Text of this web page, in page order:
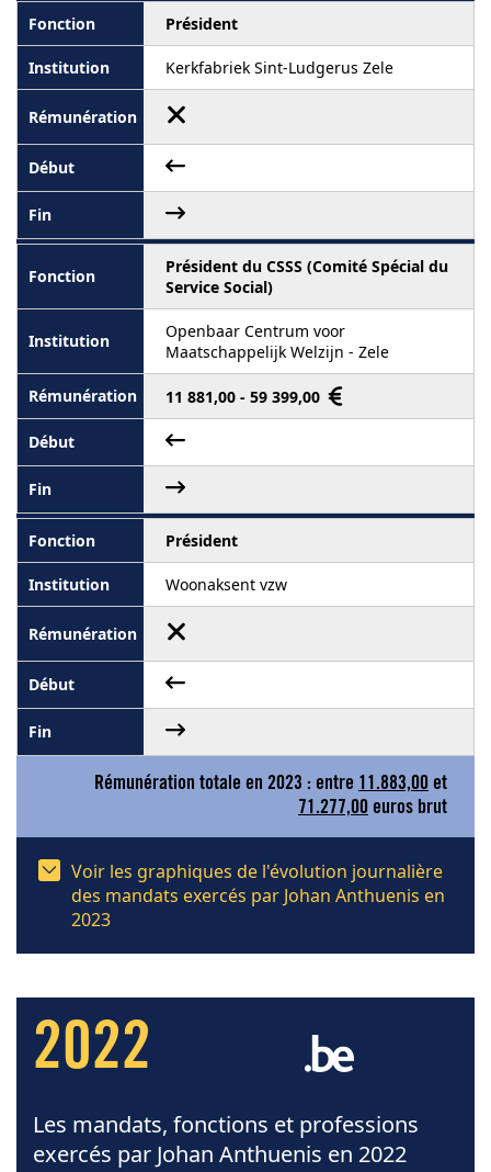
Président
Kerkfabriek Sint-Ludgerus Zele
Président du CSSS (Comité Spécial du
Service Social)
Openbaar Centrum voor
Maatschappelijk Welzijn - Zele
11 881,00 - 59 399,00
Président
Woonaksent vzw
Rémunération totale en 2023 : entre 11.883,00 et
71.277,00 euros brut
Voir les graphiques de l'évolution journalière
des mandats exercés par Johan Anthuenis en
2023
2022
Les mandats, fonctions et professions
exercés par Johan Anthuenis en 2022